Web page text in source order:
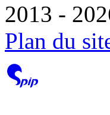
2013 -
Plan du